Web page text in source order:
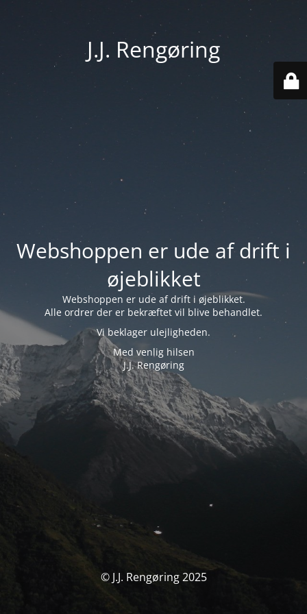
J.J. Rengøring
Webshoppen er ude af drift i
øjeblikket
Webshoppen er ude af drift i øjeblikket.
Alle ordrer der er bekræftet vil blive behandlet.
Vi beklager ulejligheden.
Med venlig hilsen
J.J. Rengøring
© J.J. Rengøring 2025